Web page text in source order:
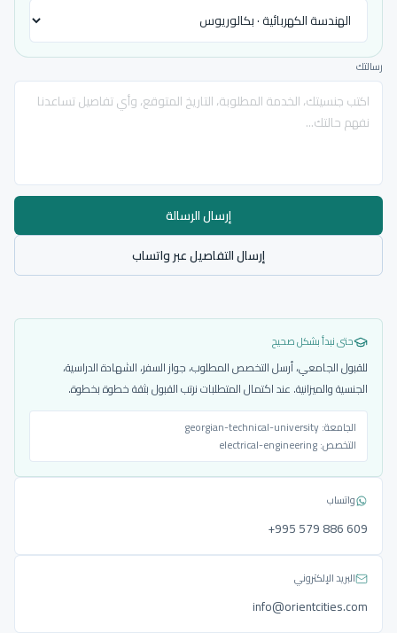
رسالتك
إرسال الرسالة
إرسال التفاصيل عبر واتساب
حتى نبدأ بشكل صحيح
للقبول الجامعي، أرسل التخصص المطلوب، جواز السفر، الشهادة الدراسية،
الجنسية والميزانية. عند اكتمال المتطلبات نرتب القبول بثقة خطوة بخطوة.
الجامعة:georgian-technical-university
التخصص:electrical-engineering
واتساب
‎+995 579 886 609
البريد الإلكتروني
info@orientcities.com